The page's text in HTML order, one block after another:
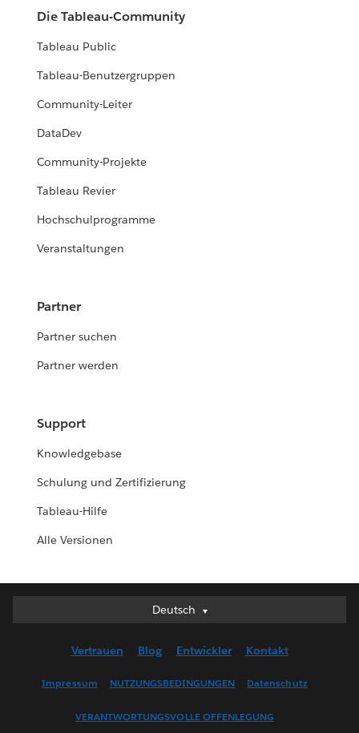
Die Tableau-Community
Tableau Public
Tableau-Benutzergruppen
Community-Leiter
DataDev
Community-Projekte
Tableau Revier
Hochschulprogramme
Veranstaltungen
Partner
Partner suchen
Partner werden
Support
Knowledgebase
Schulung und Zertifizierung
Tableau-Hilfe
Alle Versionen
Deutsch
Deutsch
English (US)
Français (France)
Vertrauen Blog Entwickler Kontakt
Impressum NUTZUNGSBEDINGUNGEN Datenschutz
VERANTWORTUNGSVOLLE OFFENLEGUNG